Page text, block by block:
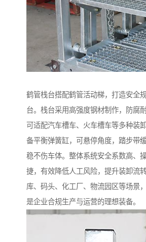
鹤管栈台搭配鹤管活动梯，打造安全
台。栈台采用高强度钢材制作，防腐
可适配汽车槽车、火车槽车等多种装
备平衡弹簧缸，可悬停角度，踏步带
稳不伤车体。整体系统安全系数高、
捷，有效降低人工风险，提升装卸流
库、码头、化工厂、物流园区等场景
是企业合规生产与运营的理想装备。